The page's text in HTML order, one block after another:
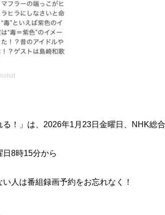
る！」​は、2026年1月23日金曜日、NHK総
8時15分から
人は番組録画予約をお忘れなく！